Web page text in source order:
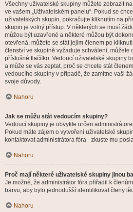
Všechny uživatelské skupiny můžete zobrazit
ve vašem „Uživatelském panelu“. Pokud se
uživatelských skupin, pokračujte kliknutím na
skupin je volný přístup. V některých se musí
můžou být uzavřené a některé můžou být
otevřená, můžete se stát jejím členem po
členství ve skupině vyžaduje schválení, můžete
příslušné tlačítko. Vedoucí uživatelské skupiny
a může se vás zeptat, proč se chcete stát
vedoucího skupiny v případě, že zamítne vaši
svoje důvody.
Nahoru
Jak se můžu stát vedoucím skupiny?
Vedoucí skupiny je obvykle určen
Pokud máte zájem o vytvoření uživatelské
kontaktovat administrátora fóra - zkuste mu
Nahoru
Proč mají některé uživatelské skupiny jinou
Je možné, že administrátor fóra přiřadil k
barvu, aby bylo jednodušší identifikovat členy
Nahoru